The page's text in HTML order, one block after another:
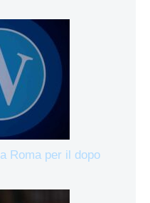
Roma per il dopo